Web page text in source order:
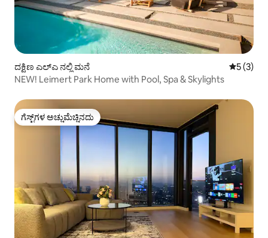
ದಕ್ಷಿಣ ಎಲ್‌ಎ ನಲ್ಲಿ ಮನೆ 5 ರಲ್ಲಿ 5
5 (3)
NEW! Leimert Park Home with Pool, Spa & Skylights
ಗೆಸ್ಟ್‌ಗಳ ಅಚ್ಚುಮೆಚ್ಚಿನದು
ಗೆಸ್ಟ್‌ಗಳ ಅಚ್ಚುಮೆಚ್ಚಿನದು